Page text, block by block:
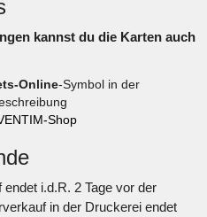
kannst du die Karten auch
Online-Symbol in der
Shop
i.d.R. 2 Tage vor der
in der Druckerei endet